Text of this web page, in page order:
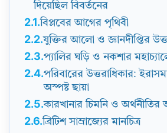
দিয়েছিল বিবর্তনের
2.1.বিপ্লবের আগের পৃথিবী
2.2.যুক্তির আলো ও জ্ঞানদীপ্তির
2.3.প্যালির ঘড়ি ও নকশার
2.4.পরিবারের উত্তরাধিকার:
অস্পষ্ট ছায়া
2.5.কারখানার চিমনি ও অর্থনীতির
2.6.ব্রিটিশ সাম্রাজ্যের মানচিত্র